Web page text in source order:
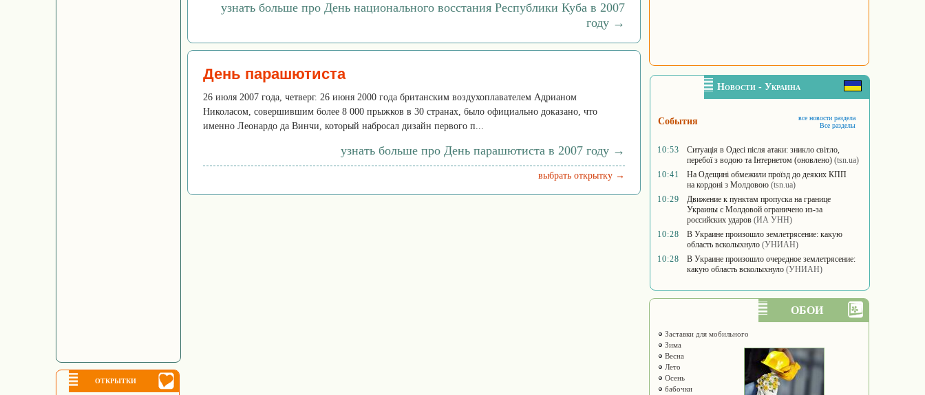
ОТКРЫТКИ
узнать больше про День национального восстания Республики Куба в 2007
году →
День парашютиста
26 июля 2007 года, четверг. 26 июня 2000 года британским воздухоплавателем Адрианом
Николасом, совершившим более 8 000 прыжков в 30 странах, было официально доказано, что
именно Леонардо да Винчи, который набросал дизайн первого п...
узнать больше про День парашютиста в 2007 году →
выбрать открытку →
Новости - Украина
События
все новости раздела
Все разделы
10:53
Ситуація в Одесі після атаки: зникло світло,
перебої з водою та Інтернетом (оновлено) (tsn.ua)
10:41
На Одещині обмежили проїзд до деяких КПП
на кордоні з Молдовою (tsn.ua)
10:29
Движение к пунктам пропуска на границе
Украины с Молдовой ограничено из-за
российских ударов (ИА УНН)
10:28
В Украине произошло землетрясение: какую
область всколыхнуло (УНИАН)
10:28
В Украине произошло очередное землетрясение:
какую область всколыхнуло (УНИАН)
ОБОИ
Заставки для мобильного
Зима
Весна
Лето
Осень
бабочки